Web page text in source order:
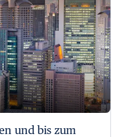
und bis zum